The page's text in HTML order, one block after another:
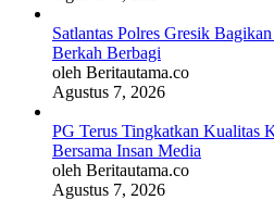
Satlantas Polres Gresik
Berkah Berbagi
oleh Beritautama.co
Agustus 7, 2026
PG Terus Tingkatkan Kualitas
Bersama Insan Media
oleh Beritautama.co
Agustus 7, 2026